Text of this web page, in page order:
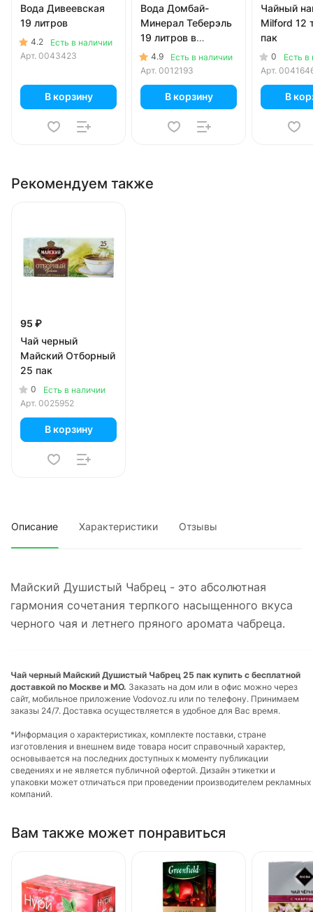
Вода Дивеевская
19 литров
4.2
Есть в наличии
Арт. 0043423
В корзину
Вода Домбай-
Минерал Теберэль
19 литров в
одноразовой таре
4.9
Есть в наличии
Арт. 0012193
В корзину
Чайный
Milford 12
пак
0
Есть в
Арт.
В
Рекомендуем также
95 ₽
Чай черный
Майский Отборный
25 пак
0
Есть в наличии
Арт. 0025952
В корзину
Описание Характеристики Отзывы
Майский Душистый Чабрец - это абсолютная
гармония сочетания терпкого насыщенного вкуса
черного чая и летнего пряного аромата чабреца.
Чай черный Майский Душистый Чабрец 25 пак купить с бесплатной
доставкой по Москве и МО. Заказать на дом или в офис можно через
сайт, мобильное приложение Vodovoz.ru или по телефону. Принимаем
заказы 24/7. Доставка осуществляется в удобное для Вас время.
*Информация о характеристиках, комплекте поставки, стране
изготовления и внешнем виде товара носит справочный характер,
основывается на последних доступных к моменту публикации
сведениях и не является публичной офертой. Дизайн этикетки и
упаковки может отличаться при проведении производителем рекламных
компаний.
Вам также может понравиться